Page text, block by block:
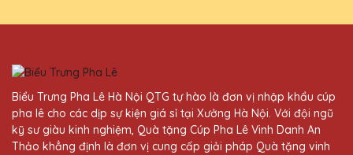
27/11/2025
Thiết kế cúp pha lê tại Quà Tặng Pha Lê
QTG rất đẹp, tinh tế và không kém phần
độc đáo.
Biểu Trưng Pha Lê Hà Nội QTG tự hào là đơn vị nhập khẩu cúp
pha lê cho các dịp sự kiện giá sỉ tại Xưởng Hà Nội. Với đội ngũ
kỹ sư giàu kinh nghiệm, Quà tặng Cúp Pha Lê Vinh Danh An
Thảo khẳng định là đơn vị cung cấp giải pháp Quà tặng vinh